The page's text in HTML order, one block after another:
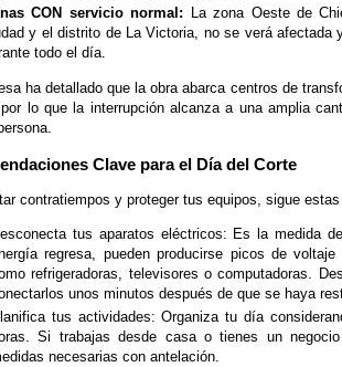
CON servicio normal:
La zona Oeste de
y el distrito de La Victoria, no se verá afectada
todo el día.
ha detallado que la obra abarca centros de
lo que la interrupción alcanza a una amplia
Clave para el Día del Corte
contratiempos y proteger tus equipos, sigue
tus aparatos eléctricos: Es la medida
regresa, pueden producirse picos de
refrigeradoras, televisores o computadoras.
unos minutos después de que se haya
tus actividades: Organiza tu día
Si trabajas desde casa o tienes un
necesarias con antelación.